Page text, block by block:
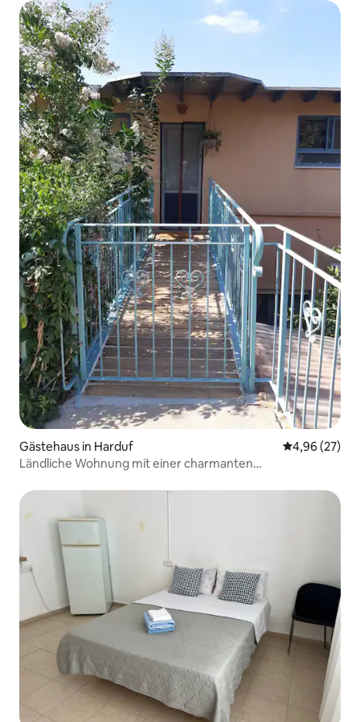
Gästehaus in Harduf
4,96 (27)
Ländliche Wohnung mit einer charmanten